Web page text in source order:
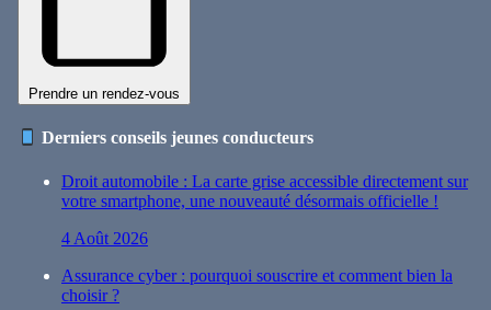
Prendre un rendez-vous
Derniers conseils jeunes conducteurs
Droit automobile : La carte grise accessible directement sur
votre smartphone, une nouveauté désormais officielle !
4 Août 2026
Assurance cyber : pourquoi souscrire et comment bien la
choisir ?